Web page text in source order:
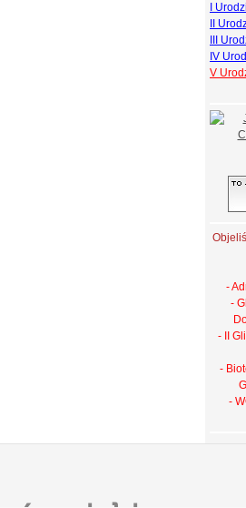
I
II
III
IV
V
-
-
- II
-
-